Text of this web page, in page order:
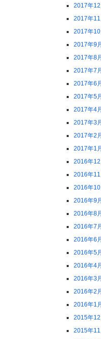
2017年12
2017年11
2017年10
2017年9月
2017年8月
2017年7月
2017年6月
2017年5月
2017年4月
2017年3月
2017年2月
2017年1月
2016年12
2016年11
2016年10
2016年9月
2016年8月
2016年7月
2016年6月
2016年5月
2016年4月
2016年3月
2016年2月
2016年1月
2015年12
2015年11